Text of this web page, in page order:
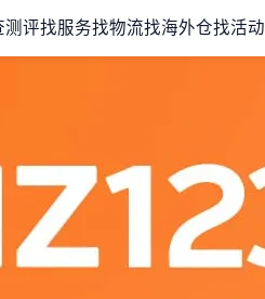
测评找服务找物流找海外仓找活动